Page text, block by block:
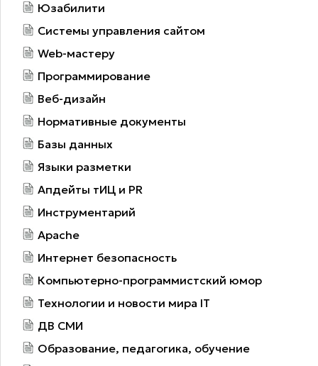
Юзабилити
Системы управления сайтом
Web-мастеру
Программирование
Веб-дизайн
Нормативные документы
Базы данных
Языки разметки
Апдейты тИЦ и PR
Инструментарий
Apache
Интернет безопасность
Компьютерно-программистский юмор
Технологии и новости мира IT
ДВ СМИ
Образование, педагогика, обучение